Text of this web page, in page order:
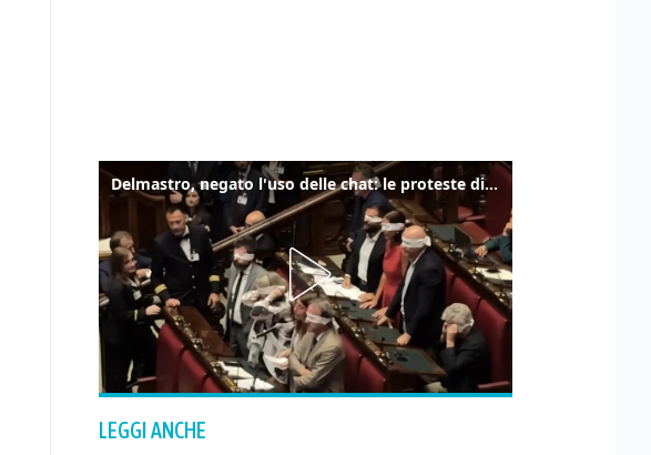
Delmastro, negato l'uso delle chat: le proteste di Avs e M5s
LEGGI ANCHE